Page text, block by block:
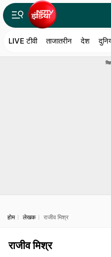
LIVE टीवी ताजातरीन देश
होम लेखक राजीव मिश्र
राजीव मिश्र